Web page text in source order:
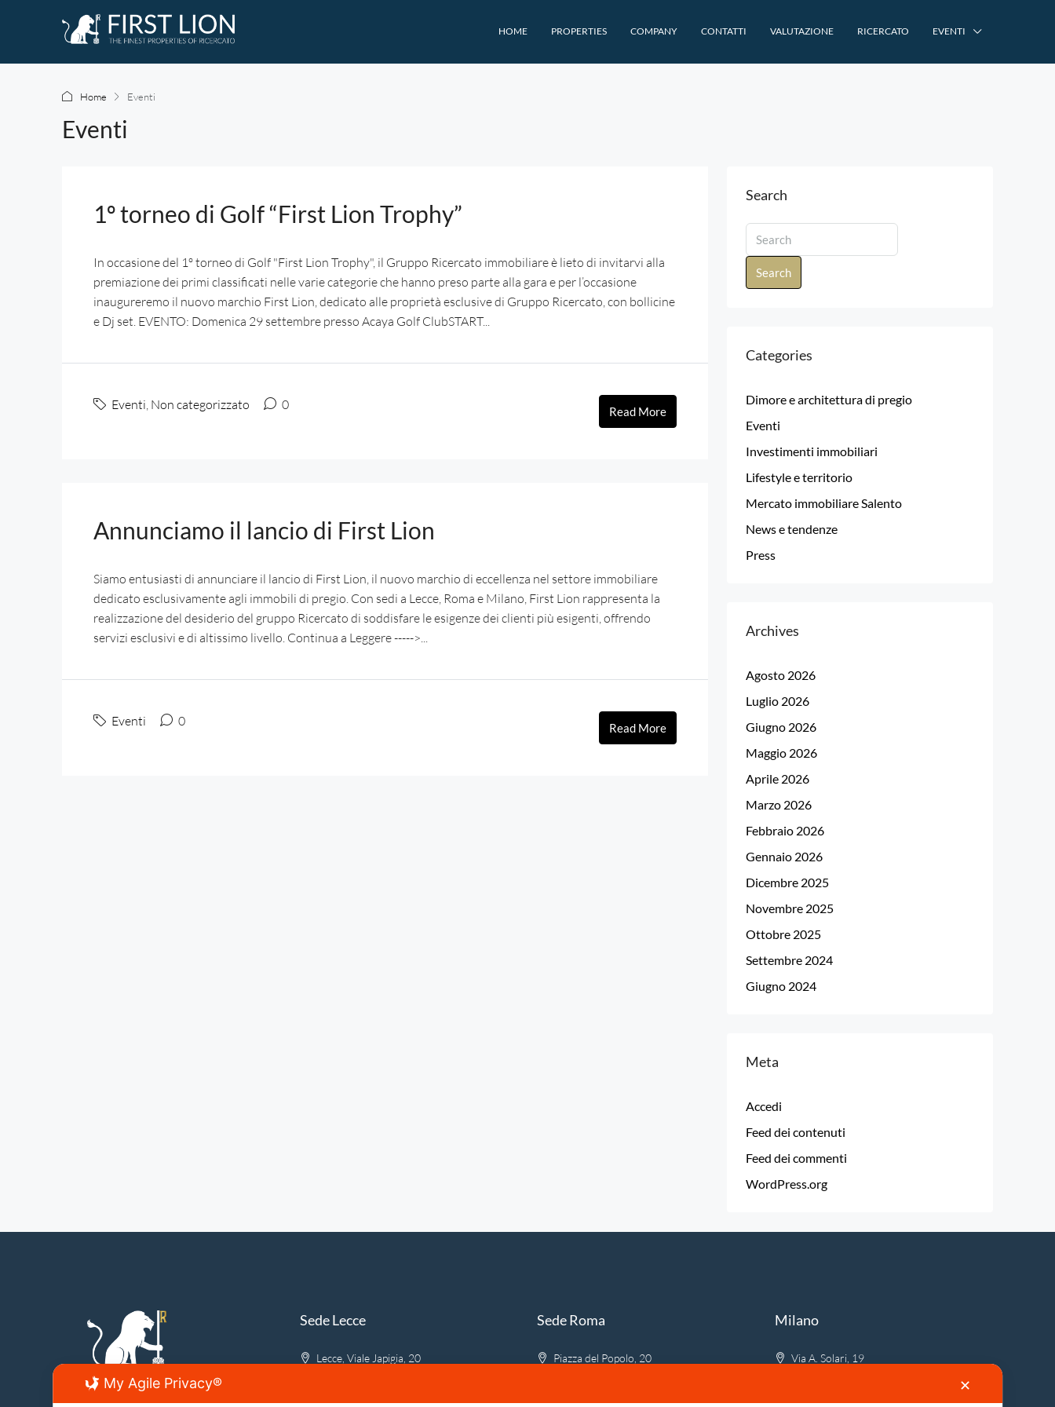
HOME PROPERTIES COMPANY CONTATTI VALUTAZIONE RICERCATO EVENTI
Home Eventi
Eventi
1º torneo di Golf “First Lion Trophy”
In occasione del 1º torneo di Golf "First Lion Trophy", il Gruppo Ricercato immobiliare è lieto di invitarvi alla
premiazione dei primi classificati nelle varie categorie che hanno preso parte alla gara e per l’occasione
inaugureremo il nuovo marchio First Lion, dedicato alle proprietà esclusive di Gruppo Ricercato, con bollicine
e Dj set. EVENTO: Domenica 29 settembre presso Acaya Golf ClubSTART...
Eventi, Non categorizzato 0 Read More
Annunciamo il lancio di First Lion
Siamo entusiasti di annunciare il lancio di First Lion, il nuovo marchio di eccellenza nel settore immobiliare
dedicato esclusivamente agli immobili di pregio. Con sedi a Lecce, Roma e Milano, First Lion rappresenta la
realizzazione del desiderio del gruppo Ricercato di soddisfare le esigenze dei clienti più esigenti, offrendo
servizi esclusivi e di altissimo livello. Continua a Leggere ----->...
Eventi 0 Read More
Search
Search
Categories
Dimore e architettura di pregio
Eventi
Investimenti immobiliari
Lifestyle e territorio
Mercato immobiliare Salento
News e tendenze
Press
Archives
Agosto 2026
Luglio 2026
Giugno 2026
Maggio 2026
Aprile 2026
Marzo 2026
Febbraio 2026
Gennaio 2026
Dicembre 2025
Novembre 2025
Ottobre 2025
Settembre 2024
Giugno 2024
Meta
Accedi
Feed dei contenuti
Feed dei commenti
WordPress.org
Sede Lecce
Lecce, Viale Japigia, 20
Sede Roma
Piazza del Popolo, 20
Milano
Via A. Solari, 19
My Agile Privacy® ✕